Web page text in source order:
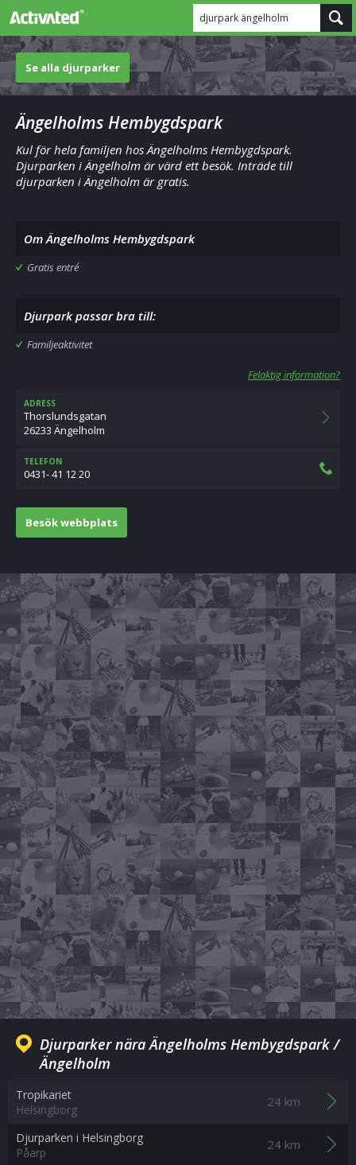
djurpark ängelholm
Se alla djurparker
Ängelholms Hembygdspark
Kul för hela familjen hos Ängelholms Hembygdspark.
Djurparken i Ängelholm är värd ett besök. Inträde till
djurparken i Ängelholm är gratis.
Om Ängelholms Hembygdspark
Gratis entré
Djurpark passar bra till:
Familjeaktivitet
Felaktig information?
ADRESS
Thorslundsgatan
26233 Ängelholm
TELEFON
0431- 41 12 20
Besök webbplats
Djurparker nära Ängelholms Hembygdspark /
Ängelholm
Tropikariet
Helsingborg
24 km
Djurparken i Helsingborg
Påarp
24 km